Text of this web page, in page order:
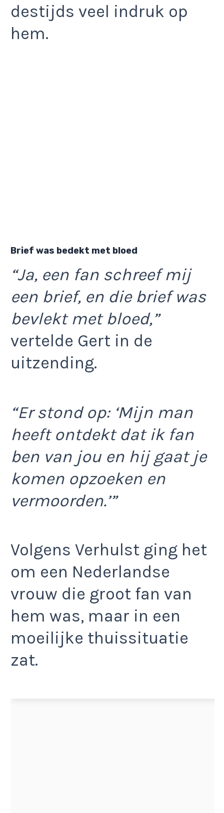
destijds veel indruk op
hem.
Brief was bedekt met bloed
“Ja, een fan schreef mij
een brief, en die brief was
bevlekt met bloed,”
vertelde Gert in de
uitzending.
“Er stond op: ‘Mijn man
heeft ontdekt dat ik fan
ben van jou en hij gaat je
komen opzoeken en
vermoorden.’”
Volgens Verhulst ging het
om een Nederlandse
vrouw die groot fan van
hem was, maar in een
moeilijke thuissituatie
zat.